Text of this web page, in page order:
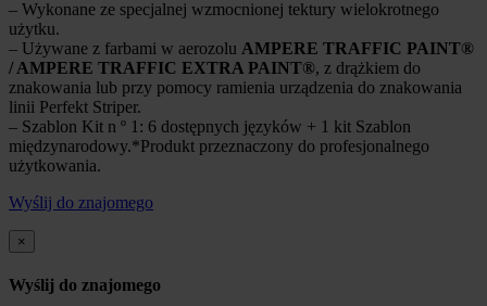
– Wykonane ze specjalnej wzmocnionej tektury wielokrotnego
użytku.
– Używane z farbami w aerozolu AMPERE TRAFFIC PAINT®
/ AMPERE TRAFFIC EXTRA PAINT®, z drążkiem do
znakowania lub przy pomocy ramienia urządzenia do znakowania
linii Perfekt Striper.
– Szablon Kit n º 1: 6 dostępnych języków + 1 kit Szablon
międzynarodowy.*Produkt przeznaczony do profesjonalnego
użytkowania.
Wyślij do znajomego
×
Wyślij do znajomego